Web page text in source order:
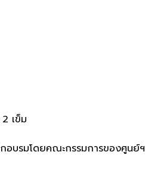
เข็ม
อบรมโดยคณะกรรมการของศูนย์ฯ